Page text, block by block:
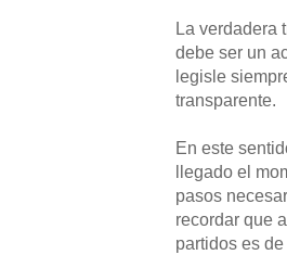
La verdadera
debe ser un
legisle
transparente.
En este
llegado el
pasos
recordar que
partidos es